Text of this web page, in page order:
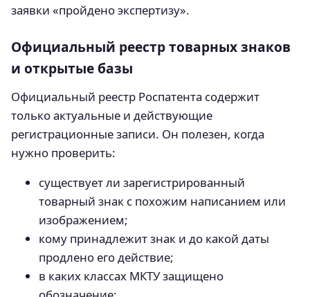
заявки «пройдено экспертизу».
Официальный реестр товарных знаков
и открытые базы
Официальный реестр Роспатента содержит
только актуальные и действующие
регистрационные записи. Он полезен, когда
нужно проверить:
существует ли зарегистрированный
товарный знак с похожим написанием или
изображением;
кому принадлежит знак и до какой даты
продлено его действие;
в каких классах МКТУ защищено